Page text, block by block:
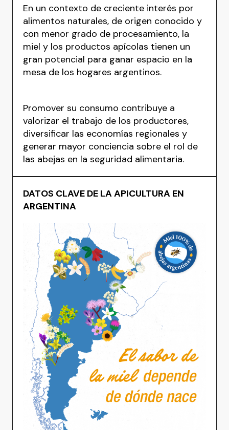
En un contexto de creciente interés por
alimentos naturales, de origen conocido y
con menor grado de procesamiento, la
miel y los productos apícolas tienen un
gran potencial para ganar espacio en la
mesa de los hogares argentinos.
Promover su consumo contribuye a
valorizar el trabajo de los productores,
diversificar las economías regionales y
generar mayor conciencia sobre el rol de
las abejas en la seguridad alimentaria.
DATOS CLAVE DE LA APICULTURA EN
ARGENTINA